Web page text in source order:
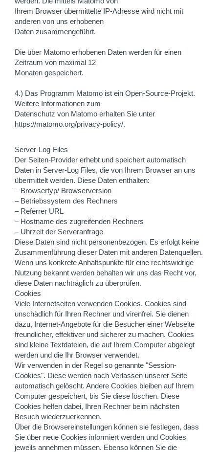
Ihrem Browser übermittelte IP-Adresse wird nicht mit
anderen von uns erhobenen
Daten zusammengeführt.
Die über Matomo erhobenen Daten werden für einen
Zeitraum von maximal 12
Monaten gespeichert.
4.) Das Programm Matomo ist ein Open-Source-Projekt.
Weitere Informationen zum
Datenschutz von Matomo erhalten Sie unter
https://matomo.org/privacy-policy/.
Server-Log-Files
Der Seiten-Provider erhebt und speichert automatisch
Daten in Server-Log Files, die von Ihrem Browser an uns
übermittelt werden. Diese Daten enthalten:
– Browsertyp/ Browserversion
– Betriebssystem des Rechners
– Referrer URL
– Hostname des zugreifenden Rechners
– Uhrzeit der Serveranfrage
Diese Daten sind nicht personenbezogen. Es erfolgt keine
Zusammenführung dieser Daten mit anderen Datenquellen.
Wenn uns konkrete Anhaltspunkte für eine rechtswidrige
Nutzung bekannt werden behalten wir uns das Recht vor,
diese Daten nachträglich zu überprüfen.
Cookies
Viele Internetseiten verwenden Cookies. Cookies sind
unschädlich für Ihren Rechner und virenfrei. Sie dienen
dazu, Internet-Angebote für die Besucher einer Webseite
freundlicher, effektiver und sicherer zu machen. Cookies
sind kleine Textdateien, die auf Ihrem Computer abgelegt
werden und die Ihr Browser verwendet.
Wir verwenden in der Regel so genannte "Session-
Cookies". Diese werden nach Verlassen unserer Seite
automatisch gelöscht. Andere Cookies bleiben auf Ihrem
Computer gespeichert, bis Sie diese löschen. Diese
Cookies helfen dabei, Ihren Rechner beim nächsten
Besuch wiederzuerkennen.
Über die Browsereinstellungen können sie festlegen, dass
Sie über neue Cookies informiert werden und Cookies
jeweils annehmen müssen. Ebenso können Sie die